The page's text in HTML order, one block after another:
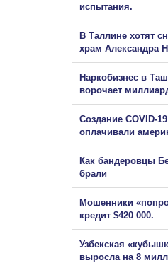
испытания.
В Таллине хотят
храм Александра
Наркобизнес в
ворочает
Создание COVID-19
оплачивали
Как бандеровцы
брали
Мошенники
кредит $420 000.
Узбекская
выросла на 8